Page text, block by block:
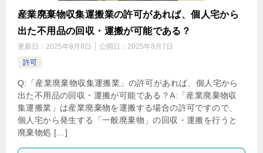
産業廃棄物収集運搬業の許可があれば、個人宅から
出た不用品の回収・運搬が可能である？
更新日： 2025年8月8日 公開日： 2025年8月7日
許可
Q:「産業廃棄物収集運搬業」の許可があれば、個人宅から
出た不用品の回収・運搬が可能である？A:「産業廃棄物収
集運搬業」は産業廃棄物を運搬する場合の許可ですので、
個人宅から発生する「一般廃棄物」の回収・運搬を行うと
廃棄物処 […]